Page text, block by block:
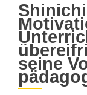
seine